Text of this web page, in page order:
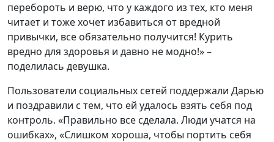
перебороть и верю, что у каждого из тех, кто меня
читает и тоже хочет избавиться от вредной
привычки, все обязательно получится! Курить
вредно для здоровья и давно не модно!» –
поделилась девушка.
Пользователи социальных сетей поддержали Дарью
и поздравили с тем, что ей удалось взять себя под
контроль. «Правильно все сделала. Люди учатся на
ошибках», «Слишком хороша, чтобы портить себя